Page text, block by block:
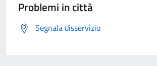
Problemi in città
Segnala disservizio